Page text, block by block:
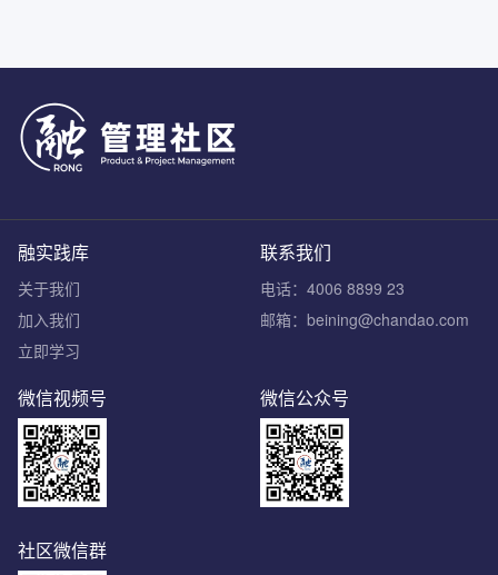
联系我们
电话：4006 8899 23
邮箱：beining@chandao.com
融实践库
关于我们
加入我们
立即学习
微信公众号
微信视频号
社区微信群